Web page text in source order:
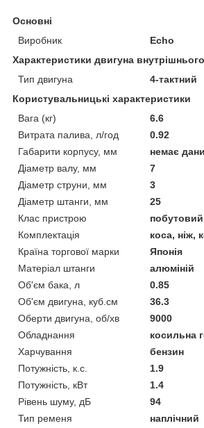
Основні
Виробник
Echo
Характеристики двигуна
Тип двигуна
4-тактний
Користувальницькі характеристики
Вага (кг)
6.6
Витрата палива, л/год
0.92
Габарити корпусу, мм
немає
Діаметр валу, мм
7
Діаметр струни, мм
3
Діаметр штанги, мм
25
Клас пристрою
побутовий
Комплектація
коса, ніж,
Країна торгової марки
Японія
Матеріал штанги
алюміній
Об'єм бака, л
0.85
Об'єм двигуна, куб.см
36.3
Оберти двигуна, об/хв
9000
Обладнання
косильна
Харчування
бензин
Потужність, к.с.
1.9
Потужність, кВт
1.4
Рівень шуму, дБ
94
Тип ременя
наплічний